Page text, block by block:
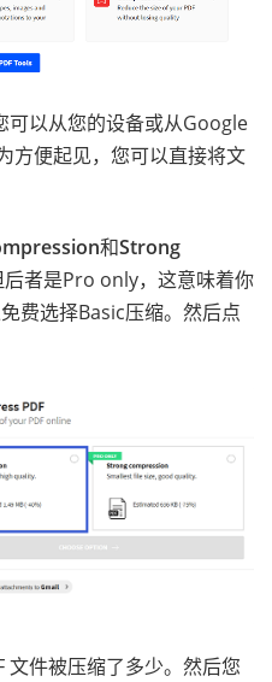
可以从您的设备或从Google
便起见，您可以直接将文
和Strong
者是Pro only，这意味着你
费选择Basic压缩。然后点
文件被压缩了多少。然后您